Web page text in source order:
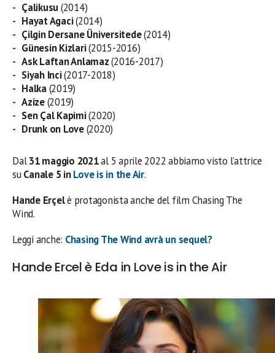
Çalikusu(2014)
Hayat Agaci(2014)
Çilgin Dersane Üniversitede(2014)
Günesin Kizlari(2015-2016)
Ask Laftan Anlamaz(2016-2017)
Siyah Inci(2017-2018)
Halka(2019)
Azize(2019)
Sen Çal Kapimi(2020)
Drunk on Love(2020)
Dal31 maggio 2021al 5 aprile 2022 abbiamo visto l’attrice
suCanale 5 inLove is in the Air.
Hande Erçelè protagonista anche del film Chasing The
Wind.
Leggi anche: Chasing The Wind avrà un sequel?
Hande Ercel è Eda in Love is in the Air